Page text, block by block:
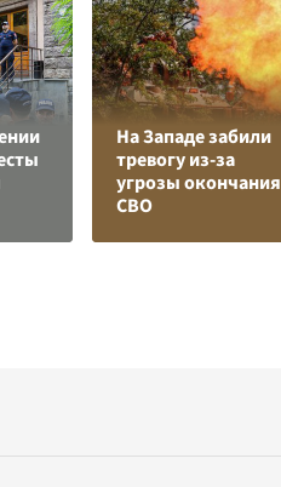
На Западе забили
тревогу из-за
угрозы окончания
СВО